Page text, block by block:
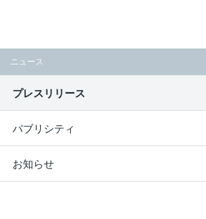
ニュース
プレスリリース
パブリシティ
お知らせ